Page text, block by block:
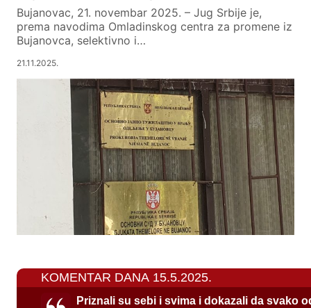
Bujanovac, 21. novembar 2025. – Jug Srbije je,
prema navodima Omladinskog centra za promene iz
Bujanovca, selektivno i…
21.11.2025.
KOMENTAR DANA 15.5.2025.
Priznali su sebi i svima i dokazali da svako